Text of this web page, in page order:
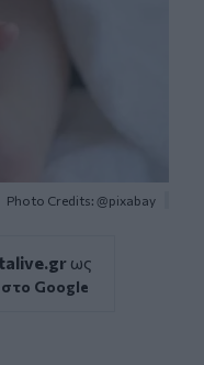
Photo Credits: @pixabay
ως
Google